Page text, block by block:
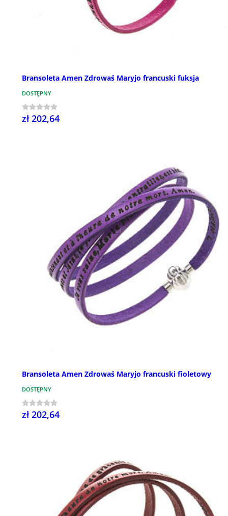
Bransoleta Amen Zdrowaś Maryjo francuski fuksja
DOSTĘPNY
zł 202,64
Bransoleta Amen Zdrowaś Maryjo francuski fioletowy
DOSTĘPNY
zł 202,64